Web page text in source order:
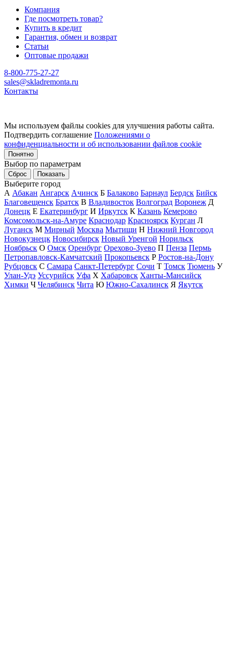
Компания
Где посмотреть товар?
Купить в кредит
Гарантия, обмен и возврат
Статьи
Оптовые продажи
8-800-775-27-27
sales@skladremonta.ru
Контакты
Мы используем файлы cookies для улучшения работы сайта.
Подтвердить соглашение Положениями о
конфиденциальности и об использовании файлов cookie
Понятно
Выбор по параметрам
Сброс Показать
Выберите город
А Абакан Ангарск Ачинск Б Балаково Барнаул Бердск Бийск
Благовещенск Братск В Владивосток Волгоград Воронеж Д
Донецк Е Екатеринбург И Иркутск К Казань Кемерово
Комсомольск-на-Амуре Краснодар Красноярск Курган Л
Луганск М Мирный Москва Мытищи Н Нижний Новгород
Новокузнецк Новосибирск Новый Уренгой Норильск
Ноябрьск О Омск Оренбург Орехово-Зуево П Пенза Пермь
Петропавловск-Камчатский Прокопьевск Р Ростов-на-Дону
Рубцовск С Самара Санкт-Петербург Сочи Т Томск Тюмень У
Улан-Удэ Уссурийск Уфа Х Хабаровск Ханты-Мансийск
Химки Ч Челябинск Чита Ю Южно-Сахалинск Я Якутск